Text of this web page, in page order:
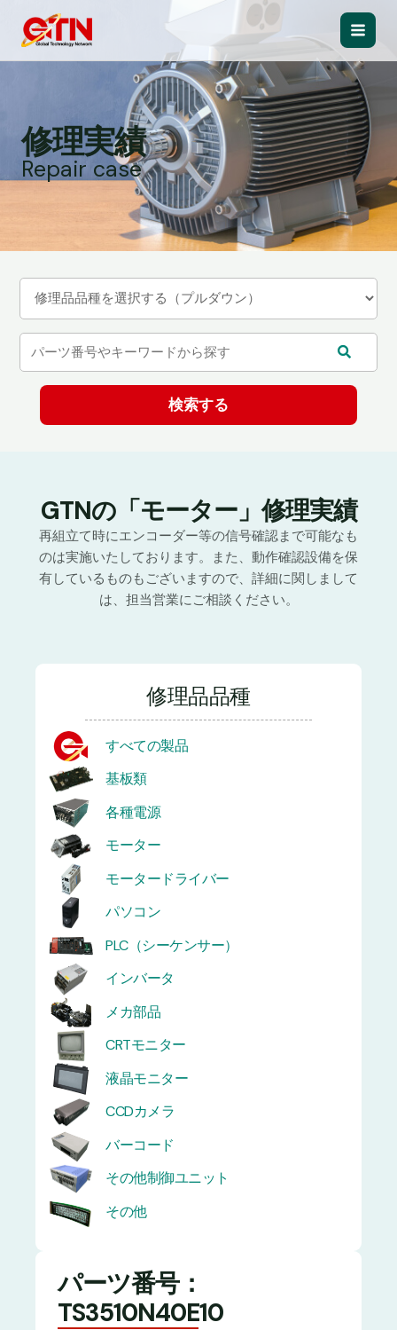
Main
修理実績
Repair case
GTNの「モーター」修理実績
再組立て時にエンコーダー等の信号確認まで可能なも
のは実施いたしております。また、動作確認設備を保
有しているものもございますので、詳細に関しまして
は、担当営業にご相談ください。
修理品品種
すべての製品
基板類
各種電源
モーター
モータードライバー
パソコン
PLC（シーケンサー）
インバータ
メカ部品
CRTモニター
液晶モニター
CCDカメラ
バーコード
その他制御ユニット
その他
パーツ番号：
TS3510N40E10